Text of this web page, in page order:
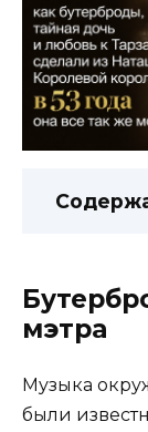
мэтра
Музыка
были